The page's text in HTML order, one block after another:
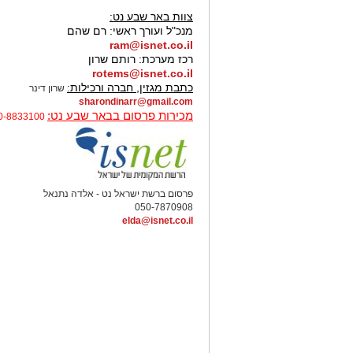
איכשהו היא עדיין נשמעת מוכרת.
"שיר אהבה פוליטי" – חנן
רלוונטי
זוגיות ופוליטיקה אולי נשמעות
מזה, אבל יהונתן גפן חשב אחרת.
יובל, מערכת היחסים מקבלת
הממשלתיים. התוצאה שנונה,
גם זוגיות יכולה להרגיש כמו
צוות באר שבע נט:
מנכ"ל ועורך ראשי: רם שהם
ram@isnet.co.il
רכז מערכת: רותם שרון
rotems@isnet.co.il
כתבת מגזין, חברה ורכילות: שרון דינר
sharondinarr@gmail.com
מכירות פרסום בבאר שבע נט: 8833100
פרסום ברשת ישראל נט - אלדה נתנאל
050-7870908
elda@isnet.co.il